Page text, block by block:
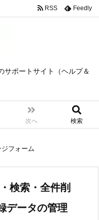
サポートサイト（ヘルプ＆
次へ 検索
RSS Feedly
ジフォーム
検索・全件削
データの管理